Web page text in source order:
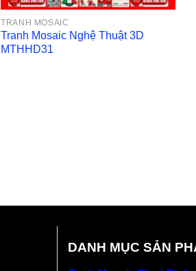
TRANH MOSAIC
Tranh Mosaic Nghệ Thuật 3D
MTHHD31
DANH MỤC SẢN